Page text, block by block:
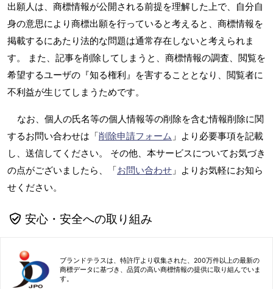
出願人は、商標情報が公開される前提を理解した上で、自分自
身の意思により商標出願を行っていると考えると、商標情報を
掲載するにあたり法的な問題は通常存在しないと考えられま
す。 また、記事を削除してしまうと、商標情報の調査、閲覧を
希望するユーザの『知る権利』を害することとなり、閲覧者に
不利益が生じてしまうためです。
なお、個人の氏名等の個人情報等の削除を含む情報削除に関
するお問い合わせは「削除申請フォーム 」より必要事項を記載
し、送信してください。 その他、本サービスについてお気づき
の点がございましたら、「お問い合わせ 」よりお気軽にお知ら
せください。
安心・安全への取り組み
ブランドテラスは、特許庁より収集された、200万件以上の最新の
商標データに基づき、品質の高い商標情報の提供に取り組んでいま
す。